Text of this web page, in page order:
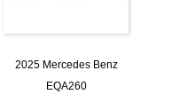
2025 Mercedes Benz
EQA260